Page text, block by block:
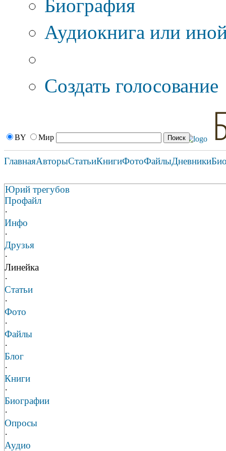
Биография
Аудиокнига или
Создать голосование
BY Мир
ГлавнаяАвторыСтатьиКнигиФотоФайлыДневники
Юрий трегубов
Профайл
·
Инфо
·
Друзья
·
Линейка
·
Статьи
·
Фото
·
Файлы
·
Блог
·
Книги
·
Биографии
·
Опросы
·
Аудио